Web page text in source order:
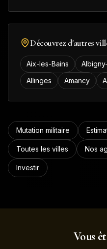
Découvrez d'autres
Aix-les-Bains
Allinges
Amancy
Mutation militaire
Toutes les villes Nos
Investir
Vous